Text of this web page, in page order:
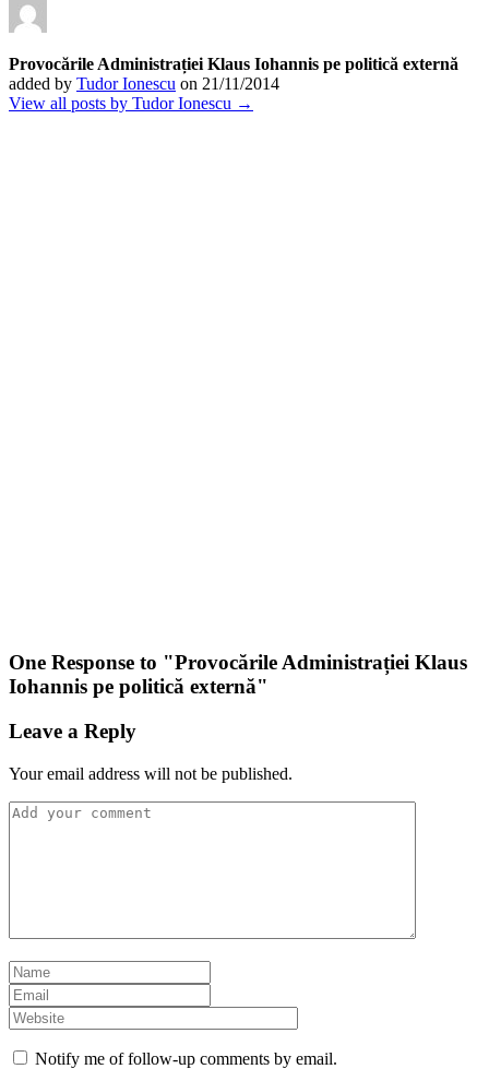
Provocările Administrației Klaus Iohannis pe politică externă
added by Tudor Ionescu on 21/11/2014
View all posts by Tudor Ionescu →
One Response to "Provocările Administrației Klaus
Iohannis pe politică externă"
Leave a Reply
Your email address will not be published.
Notify me of follow-up comments by email.